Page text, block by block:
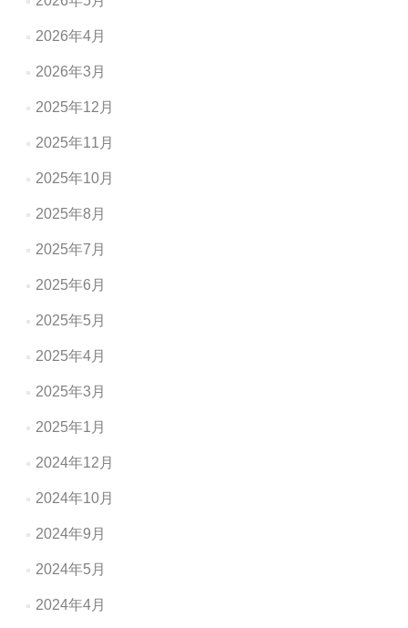
2026年4月
2026年3月
2025年12月
2025年11月
2025年10月
2025年8月
2025年7月
2025年6月
2025年5月
2025年4月
2025年3月
2025年1月
2024年12月
2024年10月
2024年9月
2024年5月
2024年4月